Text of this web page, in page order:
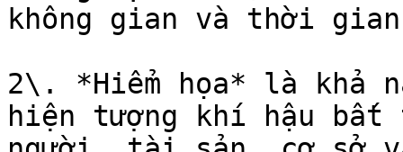
không gian và thời
2\. *Hiểm họa* là khả
hiện tượng khí hậu